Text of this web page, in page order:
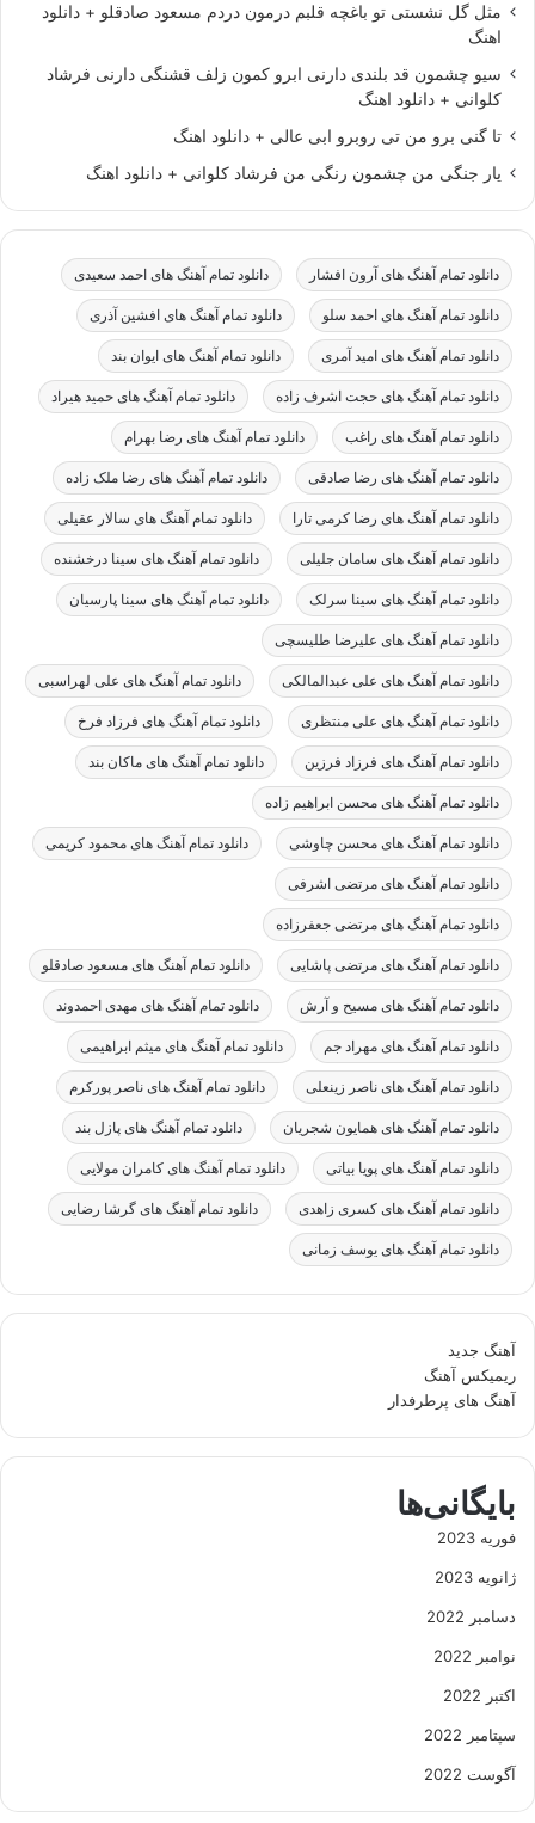
مثل گل نشستی تو باغچه قلبم درمون دردم مسعود صادقلو + دانلود
اهنگ
سیو چشمون قد بلندی دارنی ابرو کمون زلف قشنگی دارنی فرشاد
کلوانی + دانلود اهنگ
تا گنی برو من تی روبرو ابی عالی + دانلود اهنگ
یار جنگی من چشمون رنگی من فرشاد کلوانی + دانلود اهنگ
دانلود تمام آهنگ های آرون افشار دانلود تمام آهنگ های احمد سعیدی
دانلود تمام آهنگ های احمد سلو دانلود تمام آهنگ های افشین آذری
دانلود تمام آهنگ های امید آمری دانلود تمام آهنگ های ایوان بند
دانلود تمام آهنگ های حجت اشرف زاده دانلود تمام آهنگ های حمید هیراد
دانلود تمام آهنگ های راغب دانلود تمام آهنگ های رضا بهرام
دانلود تمام آهنگ های رضا صادقی دانلود تمام آهنگ های رضا ملک زاده
دانلود تمام آهنگ های رضا کرمی تارا دانلود تمام آهنگ های سالار عقیلی
دانلود تمام آهنگ های سامان جلیلی دانلود تمام آهنگ های سینا درخشنده
دانلود تمام آهنگ های سینا سرلک دانلود تمام آهنگ های سینا پارسیان
دانلود تمام آهنگ های علیرضا طلیسچی
دانلود تمام آهنگ های علی عبدالمالکی دانلود تمام آهنگ های علی لهراسبی
دانلود تمام آهنگ های علی منتظری دانلود تمام آهنگ های فرزاد فرخ
دانلود تمام آهنگ های فرزاد فرزین دانلود تمام آهنگ های ماکان بند
دانلود تمام آهنگ های محسن ابراهیم زاده
دانلود تمام آهنگ های محسن چاوشی دانلود تمام آهنگ های محمود کریمی
دانلود تمام آهنگ های مرتضی اشرفی
دانلود تمام آهنگ های مرتضی جعفرزاده
دانلود تمام آهنگ های مرتضی پاشایی دانلود تمام آهنگ های مسعود صادقلو
دانلود تمام آهنگ های مسیح و آرش دانلود تمام آهنگ های مهدی احمدوند
دانلود تمام آهنگ های مهراد جم دانلود تمام آهنگ های میثم ابراهیمی
دانلود تمام آهنگ های ناصر زینعلی دانلود تمام آهنگ های ناصر پورکرم
دانلود تمام آهنگ های همایون شجریان دانلود تمام آهنگ های پازل بند
دانلود تمام آهنگ های پویا بیاتی دانلود تمام آهنگ های کامران مولایی
دانلود تمام آهنگ های کسری زاهدی دانلود تمام آهنگ های گرشا رضایی
دانلود تمام آهنگ های یوسف زمانی
آهنگ جدید
ریمیکس آهنگ
آهنگ های پرطرفدار
بایگانی‌ها
فوریه 2023
ژانویه 2023
دسامبر 2022
نوامبر 2022
اکتبر 2022
سپتامبر 2022
آگوست 2022